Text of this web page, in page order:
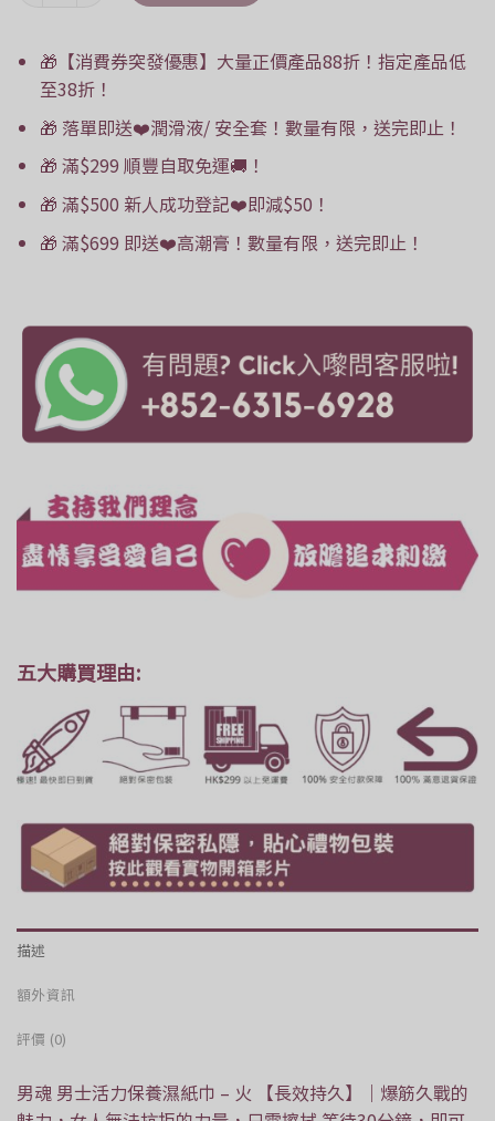
🎁【消費券突發優惠】大量正價產品88折！指定產品低
至38折！
🎁 落單即送❤️潤滑液/ 安全套！數量有限，送完即止！
🎁 滿$299 順豐自取免運🚚！
🎁 滿$500 新人成功登記❤️即減$50！
🎁 滿$699 即送❤️高潮膏！數量有限，送完即止！
五大購買理由:
描述
額外資訊
評價 (0)
男魂 男士活力保養濕紙巾 – 火 【長效持久】｜爆筋久戰的